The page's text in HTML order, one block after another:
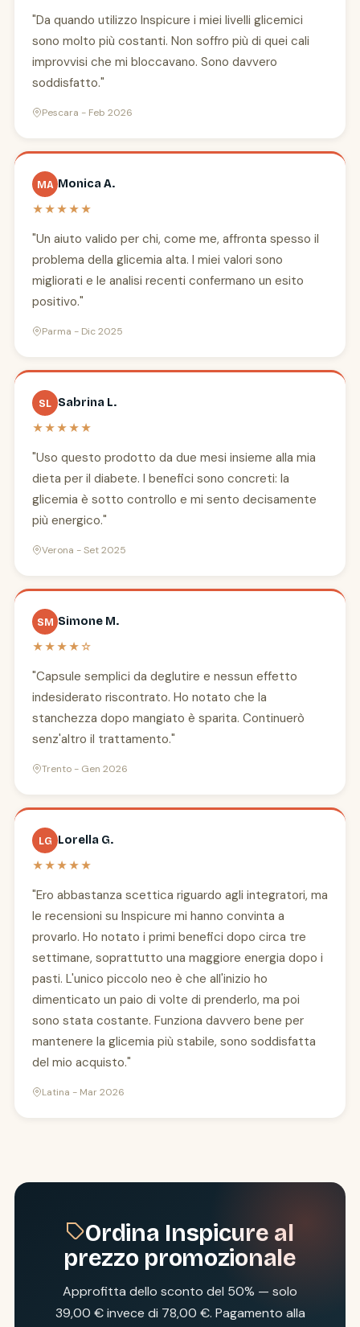
"Da quando utilizzo Inspicure i miei livelli glicemici
sono molto più costanti. Non soffro più di quei cali
improvvisi che mi bloccavano. Sono davvero
soddisfatto."
Pescara - Feb 2026
MA Monica A.
★★★★★
"Un aiuto valido per chi, come me, affronta spesso il
problema della glicemia alta. I miei valori sono
migliorati e le analisi recenti confermano un esito
positivo."
Parma - Dic 2025
SL Sabrina L.
★★★★★
"Uso questo prodotto da due mesi insieme alla mia
dieta per il diabete. I benefici sono concreti: la
glicemia è sotto controllo e mi sento decisamente
più energico."
Verona - Set 2025
SM Simone M.
★★★★☆
"Capsule semplici da deglutire e nessun effetto
indesiderato riscontrato. Ho notato che la
stanchezza dopo mangiato è sparita. Continuerò
senz'altro il trattamento."
Trento - Gen 2026
LG Lorella G.
★★★★★
"Ero abbastanza scettica riguardo agli integratori, ma
le recensioni su Inspicure mi hanno convinta a
provarlo. Ho notato i primi benefici dopo circa tre
settimane, soprattutto una maggiore energia dopo i
pasti. L'unico piccolo neo è che all'inizio ho
dimenticato un paio di volte di prenderlo, ma poi
sono stata costante. Funziona davvero bene per
mantenere la glicemia più stabile, sono soddisfatta
del mio acquisto."
Latina - Mar 2026
Ordina Inspicure al
prezzo promozionale
Approfitta dello sconto del 50% — solo
39,00 € invece di 78,00 €. Pagamento alla